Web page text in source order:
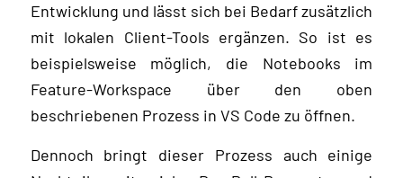
Entwicklung und lässt sich bei Bedarf zusätzlich
mit lokalen Client-Tools ergänzen. So ist es
beispielsweise möglich, die Notebooks im
Feature-Workspace über den oben
beschriebenen Prozess in VS Code zu öffnen.
Dennoch bringt dieser Prozess auch einige